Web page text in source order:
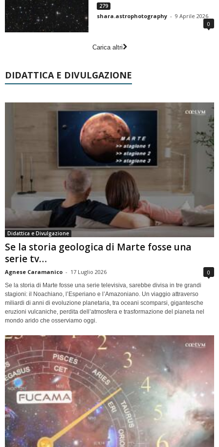
279
shara.astrophotography - 9 Aprile 2026
0
Carica altri
DIDATTICA E DIVULGAZIONE
Didattica e Divulgazione
Se la storia geologica di Marte fosse una
serie tv…
Agnese Caramanico - 17 Luglio 2026 0
Se la storia di Marte fosse una serie televisiva, sarebbe divisa in tre grandi
stagioni: il Noachiano, l’Esperiano e l’Amazoniano. Un viaggio attraverso
miliardi di anni di evoluzione planetaria, tra oceani scomparsi, gigantesche
eruzioni vulcaniche, perdita dell’atmosfera e trasformazione del pianeta nel
mondo arido che osserviamo oggi.